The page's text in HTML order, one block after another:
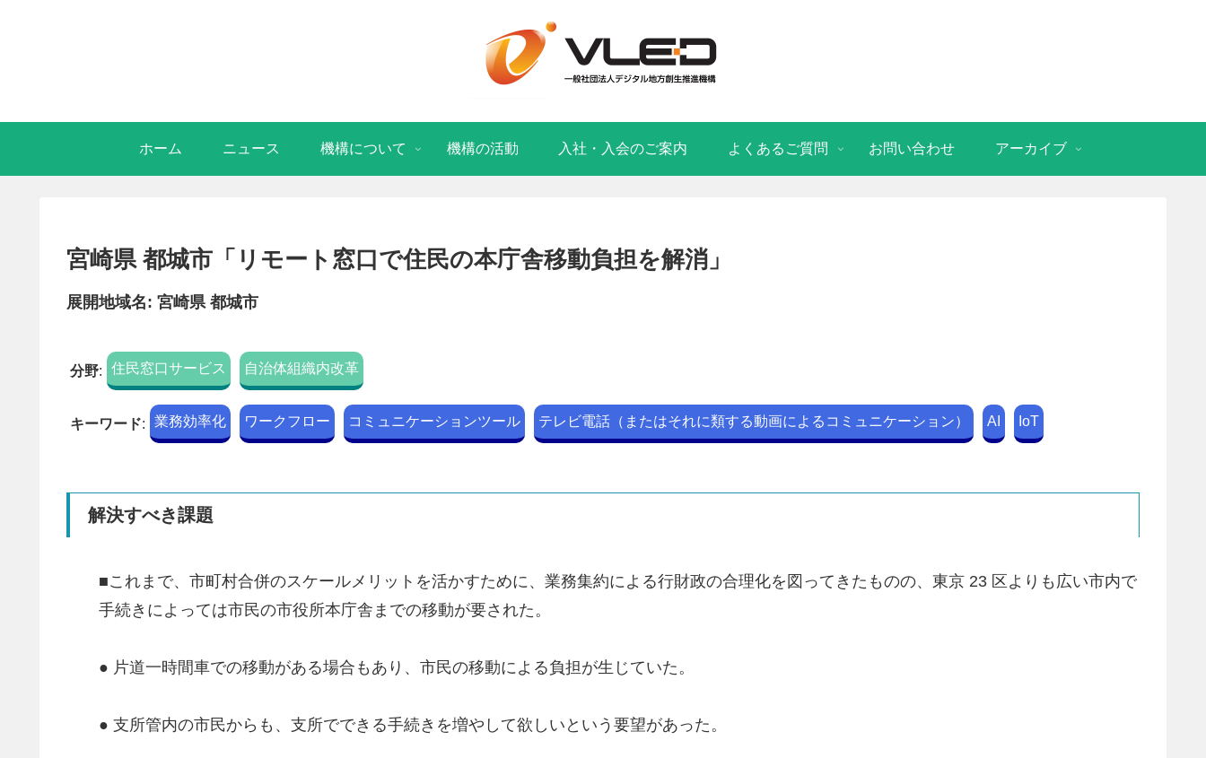
ホーム ニュース 機構について 機構の活動 入社・入会のご案内 よくあるご質問 お問い合わせ アーカイブ
宮崎県 都城市「リモート窓口で住民の本庁舎移動負担を解消」
展開地域名: 宮崎県 都城市
分野: 住民窓口サービス 自治体組織内改革
キーワード: 業務効率化 ワークフロー コミュニケーションツール テレビ電話（またはそれに類する動画によるコミュニケーション） AI IoT
解決すべき課題
■これまで、市町村合併のスケールメリットを活かすために、業務集約による行財政の合理化を図ってきたものの、東京 23 区よりも広い市内で
手続きによっては市民の市役所本庁舎までの移動が要された。
● 片道一時間車での移動がある場合もあり、市民の移動による負担が生じていた。
● 支所管内の市民からも、支所でできる手続きを増やして欲しいという要望があった。